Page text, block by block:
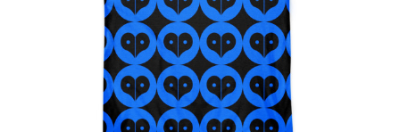
der
Produktseite
gewählt
werden